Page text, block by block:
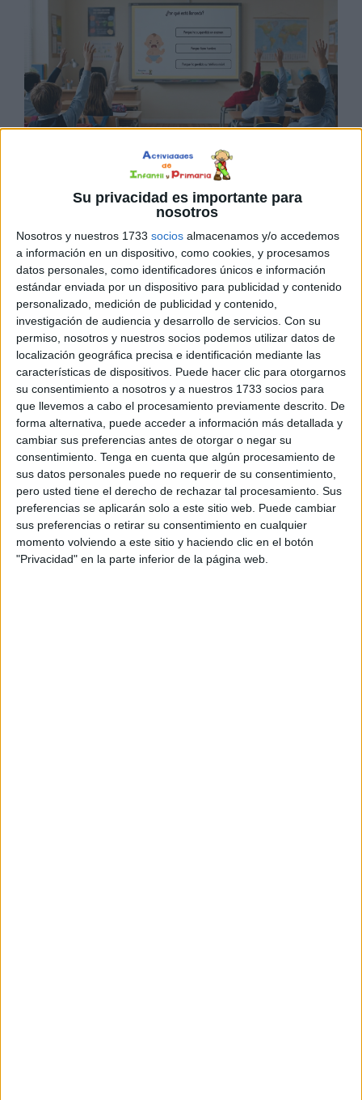
Su privacidad es importante para
nosotros
Nosotros y nuestros 1733 socios almacenamos y/o accedemos
a información en un dispositivo, como cookies, y procesamos
datos personales, como identificadores únicos e información
estándar enviada por un dispositivo para publicidad y contenido
personalizado, medición de publicidad y contenido,
investigación de audiencia y desarrollo de servicios. Con su
permiso, nosotros y nuestros socios podemos utilizar datos de
localización geográfica precisa e identificación mediante las
características de dispositivos. Puede hacer clic para otorgarnos
su consentimiento a nosotros y a nuestros 1733 socios para
que llevemos a cabo el procesamiento previamente descrito. De
forma alternativa, puede acceder a información más detallada y
cambiar sus preferencias antes de otorgar o negar su
consentimiento. Tenga en cuenta que algún procesamiento de
sus datos personales puede no requerir de su consentimiento,
pero usted tiene el derecho de rechazar tal procesamiento. Sus
preferencias se aplicarán solo a este sitio web. Puede cambiar
sus preferencias o retirar su consentimiento en cualquier
momento volviendo a este sitio y haciendo clic en el botón
"Privacidad" en la parte inferior de la página web.
DESCARGAR EN PDF
Inferencias visuales lógicas